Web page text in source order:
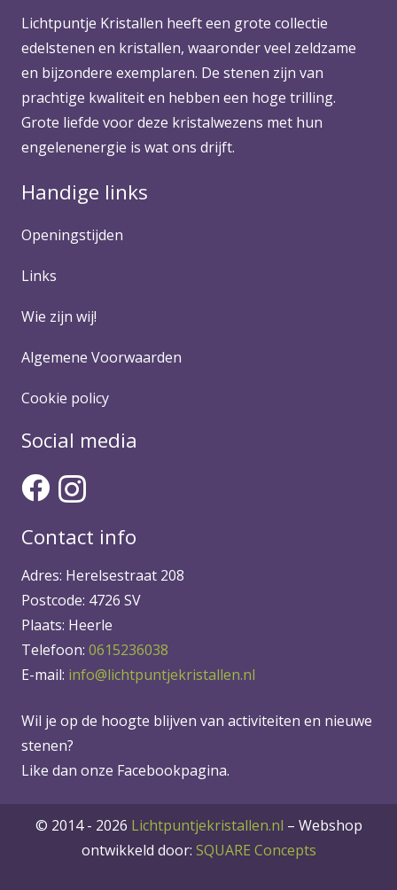
Lichtpuntje Kristallen heeft een grote collectie
edelstenen en kristallen, waaronder veel zeldzame
en bijzondere exemplaren. De stenen zijn van
prachtige kwaliteit en hebben een hoge trilling.
Grote liefde voor deze kristalwezens met hun
engelenenergie is wat ons drijft.
Handige links
Openingstijden
Links
Wie zijn wij!
Algemene Voorwaarden
Cookie policy
Social media
Contact info
Adres: Herelsestraat 208
Postcode: 4726 SV
Plaats: Heerle
Telefoon: 0615236038
E-mail: info@lichtpuntjekristallen.nl
Wil je op de hoogte blijven van activiteiten en nieuwe
stenen?
Like dan onze Facebookpagina.
© 2014 - 2026 Lichtpuntjekristallen.nl – Webshop
ontwikkeld door: SQUARE Concepts